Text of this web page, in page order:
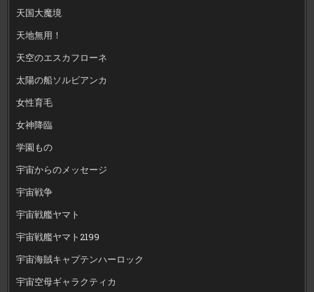
天国大魔境
天地無用！
天空のエスカフローネ
太陽の船ソルビアンカ
女性育毛
女神降臨
学園もの
宇宙からのメッセージ
宇宙戦争
宇宙戦艦ヤマト
宇宙戦艦ヤマト2199
宇宙海賊キャプテンハーロック
宇宙空母ギャラクティカ